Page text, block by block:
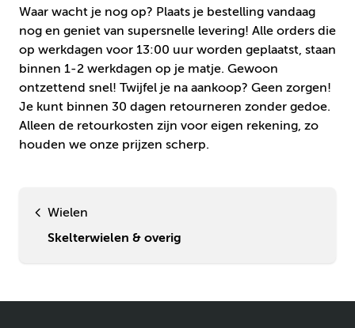
Wielen
Skelterwielen & overig
Waar wacht je nog op? Plaats je bestelling vandaag
nog en geniet van super­snelle levering! Alle orders die
op werkdagen voor 13:00 uur worden geplaatst, staan
binnen 1-2 werkdagen op je matje. Gewoon
ontzettend snel! Twijfel je na aankoop? Geen zorgen!
Je kunt binnen 30 dagen retourneren zonder gedoe.
Alleen de retourkosten zijn voor eigen rekening, zo
houden we onze prijzen scherp.